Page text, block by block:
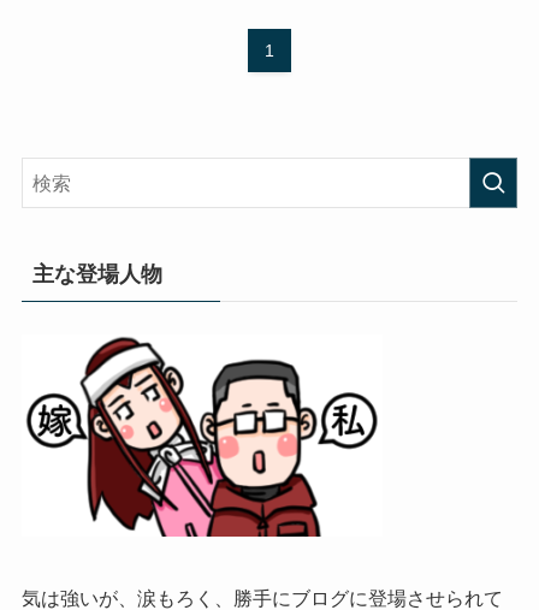
1
主な登場人物
気は強いが、涙もろく、勝手にブログに登場させられて